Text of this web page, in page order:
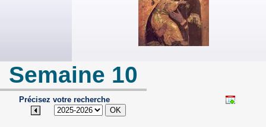
Semaine 10
Précisez votre recherche